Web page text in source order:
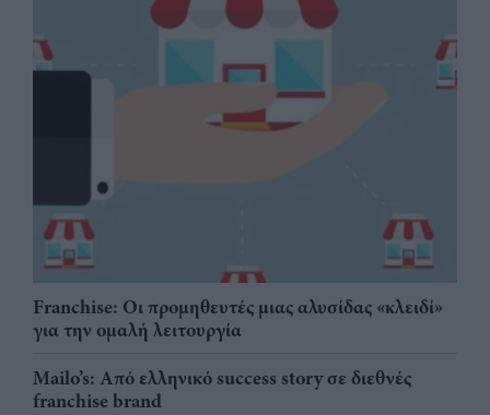
Franchise: Οι προμηθευτές μιας αλυσίδας «κλειδί»
για την ομαλή λειτουργία
Mailo’s: Από ελληνικό success story σε διεθνές
franchise brand